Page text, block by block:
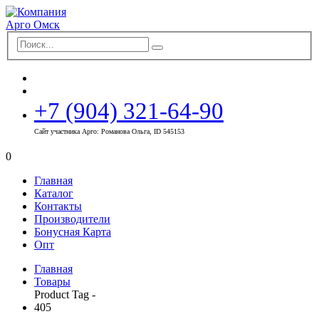
+7 (904) 321-64-90
Сайт участника Арго: Романова Ольга, ID 545153
0
Главная
Каталог
Контакты
Производители
Бонусная Карта
Опт
Главная
Товары
Product Tag -
405